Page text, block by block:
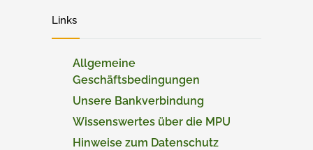
Links
Allgemeine
Geschäftsbedingungen
Unsere Bankverbindung
Wissenswertes über die MPU
Hinweise zum Datenschutz